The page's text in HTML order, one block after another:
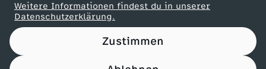
Weitere Informationen findest du in unserer
Datenschutzerklärung.
Zustimmen
b
Partner